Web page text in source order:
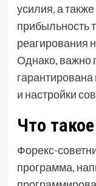
усилия, а
прибыльность
реагирования
Однако, важно
и настройки
Что
Форекс-
программа,